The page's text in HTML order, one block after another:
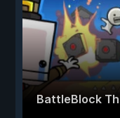
BattleBlock